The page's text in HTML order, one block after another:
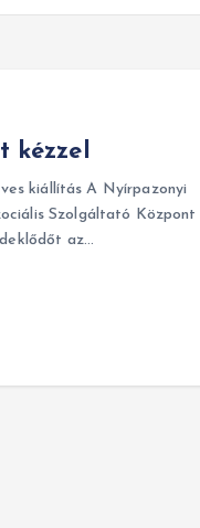
kézzel
kiállítás A Nyírpazonyi
Szolgáltató Központ
az…